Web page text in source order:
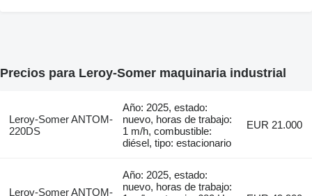
Precios para Leroy-Somer maquinaria industrial
Leroy-Somer ANTOM-
220DS
Año: 2025, estado:
nuevo, horas de trabajo:
1 m/h, combustible:
diésel, tipo: estacionario
EUR 21.000
Leroy-Somer ANTOM-
Año: 2025, estado:
nuevo, horas de trabajo: